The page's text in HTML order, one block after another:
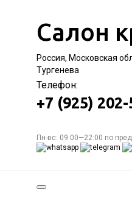
Салон
Россия, Московская
Тургенева
Телефон:
+7 (925) 202-
Пн-вс: 09:00—22:00 по